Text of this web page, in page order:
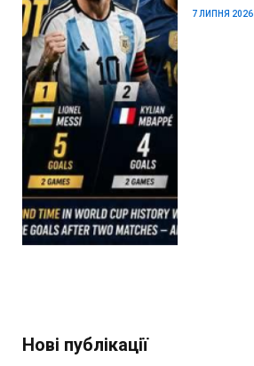
7 ЛИПНЯ 2026
Нові публікації